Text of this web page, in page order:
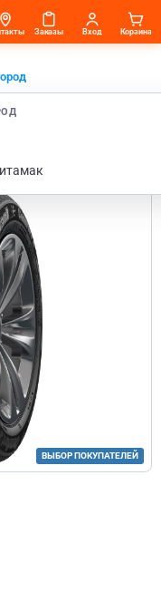
Заказы Вход Корзина
ВЫБОР ПОКУПАТЕЛЕЙ